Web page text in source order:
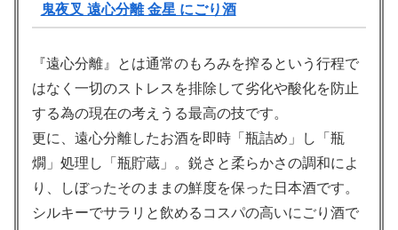
鬼夜叉 遠心分離 金星 にごり酒
『遠心分離』とは通常のもろみを搾るという行程で
はなく一切のストレスを排除して劣化や酸化を防止
する為の現在の考えうる最高の技です。
更に、遠心分離したお酒を即時「瓶詰め」し「瓶
燗」処理し「瓶貯蔵」。鋭さと柔らかさの調和によ
り、しぼったそのままの鮮度を保った日本酒です。
シルキーでサラリと飲めるコスパの高いにごり酒で